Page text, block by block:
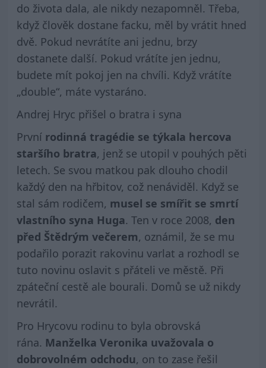
do života dala, ale nikdy nezapomněl. Třeba,
když člověk dostane facku, měl by vrátit hned
dvě. Pokud nevrátíte ani jednu, brzy
dostanete další. Pokud vrátíte jen jednu,
budete mít pokoj jen na chvíli. Když vrátíte
„double“, máte vystaráno.
Andrej Hryc přišel o bratra i syna
První rodinná tragédie se týkala hercova
staršího bratra, jenž se utopil v pouhých pěti
letech. Se svou matkou pak dlouho chodil
každý den na hřbitov, což nenáviděl. Když se
stal sám rodičem, musel se smířit se smrtí
vlastního syna Huga. Ten v roce 2008, den
před Štědrým večerem, oznámil, že se mu
podařilo porazit rakovinu varlat a rozhodl se
tuto novinu oslavit s přáteli ve městě. Při
zpáteční cestě ale bourali. Domů se už nikdy
nevrátil.
Pro Hrycovu rodinu to byla obrovská
rána. Manželka Veronika uvažovala o
dobrovolném odchodu, on to zase řešil